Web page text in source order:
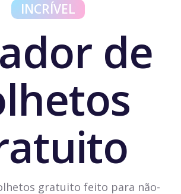
INCRÍVEL
de
gratuito feito para não-